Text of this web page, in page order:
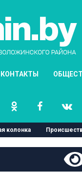
КОНТАКТЫ
колонка